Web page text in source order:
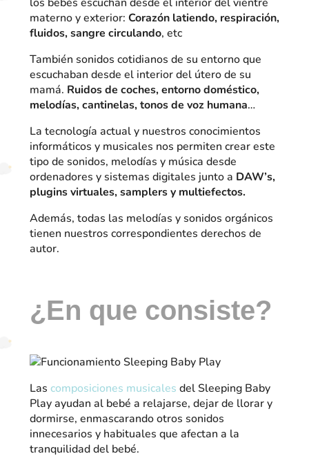
materno y exterior: Corazón latiendo, respiración,
fluidos, sangre circulando, etc
También sonidos cotidianos de su entorno que
escuchaban desde el interior del útero de su
mamá. Ruidos de coches, entorno doméstico,
melodías, cantinelas, tonos de voz humana…
La tecnología actual y nuestros conocimientos
informáticos y musicales nos permiten crear este
tipo de sonidos, melodías y música desde
ordenadores y sistemas digitales junto a DAW’s,
plugins virtuales, samplers y multiefectos.
Además, todas las melodías y sonidos orgánicos
tienen nuestros correspondientes derechos de
autor.
¿En que consiste?
Las composiciones musicales del Sleeping Baby
Play ayudan al bebé a relajarse, dejar de llorar y
dormirse, enmascarando otros sonidos
innecesarios y habituales que afectan a la
tranquilidad del bebé.